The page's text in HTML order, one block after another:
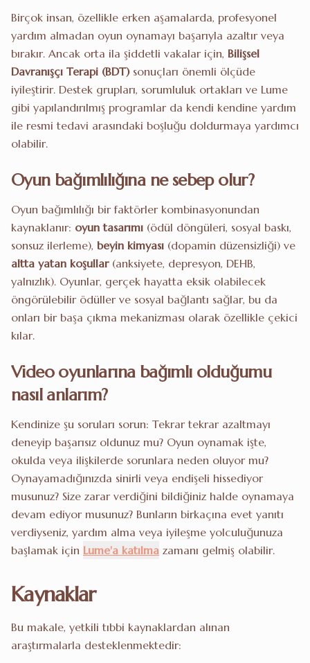
Birçok insan, özellikle erken aşamalarda, profesyonel
yardım almadan oyun oynamayı başarıyla azaltır veya
bırakır. Ancak orta ila şiddetli vakalar için, Bilişsel
Davranışçı Terapi (BDT)sonuçları önemli ölçüde
iyileştirir. Destek grupları, sorumluluk ortakları ve Lume
gibi yapılandırılmış programlar da kendi kendine yardım
ile resmi tedavi arasındaki boşluğu doldurmaya yardımcı
olabilir.
Oyun bağımlılığına ne sebep olur?
Oyun bağımlılığı bir faktörler kombinasyonundan
kaynaklanır: oyun tasarımı (ödül döngüleri, sosyal baskı,
sonsuz ilerleme), beyin kimyası (dopamin düzensizliği) ve
altta yatan koşullar(anksiyete, depresyon, DEHB,
yalnızlık). Oyunlar, gerçek hayatta eksik olabilecek
öngörülebilir ödüller ve sosyal bağlantı sağlar, bu da
onları bir başa çıkma mekanizması olarak özellikle çekici
kılar.
Video oyunlarına bağımlı olduğumu
nasıl anlarım?
Kendinize şu soruları sorun: Tekrar tekrar azaltmayı
deneyip başarısız oldunuz mu? Oyun oynamak işte,
okulda veya ilişkilerde sorunlara neden oluyor mu?
Oynayamadığınızda sinirli veya endişeli hissediyor
musunuz? Size zarar verdiğini bildiğiniz halde oynamaya
devam ediyor musunuz? Bunların birkaçına evet yanıtı
verdiyseniz, yardım alma veya iyileşme yolculuğunuza
başlamak için Lume'a katılma zamanı gelmiş olabilir.
Kaynaklar
Bu makale, yetkili tıbbi kaynaklardan alınan
araştırmalarla desteklenmektedir: